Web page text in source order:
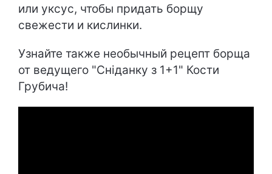
или уксус, чтобы придать борщу
свежести и кислинки.
Узнайте также необычный рецепт борща
от ведущего "Сніданку з 1+1" Кости
Грубича!